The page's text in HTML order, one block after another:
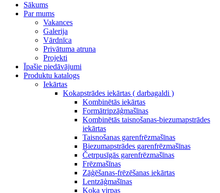
Sākums
Par mums
Vakances
Galerija
Vārdnīca
Privātuma atruna
Projekti
Īpašie piedāvājumi
Produktu katalogs
Iekārtas
Kokapstrādes iekārtas ( darbagaldi )
Kombinētās iekārtas
Formātripzāģmašīnas
Kombinētās taisnošanas-biezumapstrādes
iekārtas
Taisnošanas garenfrēzmašīnas
Biezumapstrādes garenfrēzmašīnas
Četrpusīgās garenfrēzmašīnas
Frēzmašīnas
Zāģēšanas-frēzēšanas iekārtas
Lentzāģmašīnas
Koka virpas